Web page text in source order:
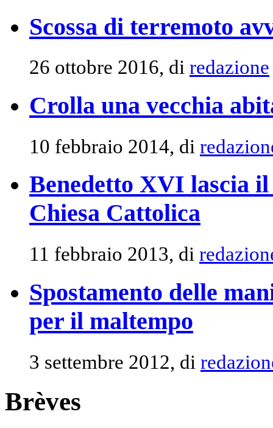
Scossa di terremoto
26 ottobre 2016, di redazione
Crolla una vecchia
10 febbraio 2014, di
Benedetto XVI lascia
Chiesa Cattolica
11 febbraio 2013, di
Spostamento delle
per il maltempo
3 settembre 2012, di
Brèves